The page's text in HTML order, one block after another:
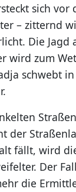
sich vor
– zitternd
Die Jagd
wird zum
schwebt
der
fällt, wird
Der
die